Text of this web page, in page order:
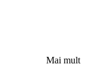
Mai mult